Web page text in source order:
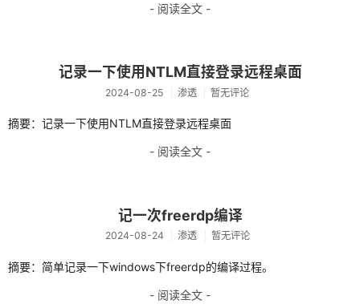
jsdom使用
正则
汇编
linux
docker入门
渗透
- 阅读全文 -
记录一下使用NTLM直接登录远程桌面
2024-08-25 渗透 暂无评论
摘要：记录一下使用NTLM直接登录远程桌面
- 阅读全文 -
记一次freerdp编译
2024-08-24 渗透 暂无评论
摘要：简单记录一下windows下freerdp的编译过程。
- 阅读全文 -